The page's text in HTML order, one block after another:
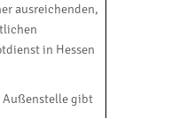
ausreichenden,
in Hessen
Außenstelle gibt